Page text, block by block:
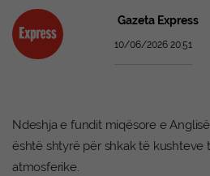
Gazeta Express
10/06/2026 20:51
Ndeshja e fundit miqësore e
është shtyrë për shkak të kushteve
atmosferike.